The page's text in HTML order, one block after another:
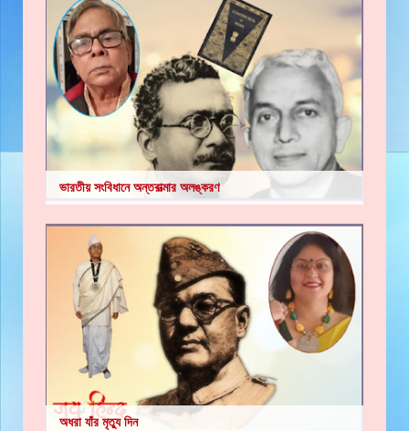
ভারতীয় সংবিধানে অন্তরাত্মার অলঙ্করণ
অধরা যাঁর মৃত্যু দিন